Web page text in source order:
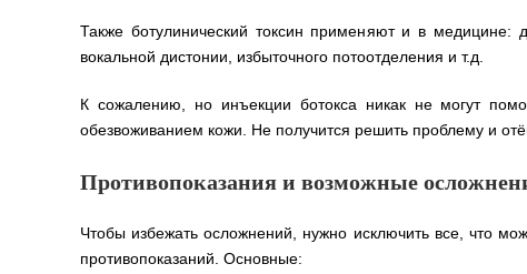
Также ботулинический токсин применяют и в медицине:
вокальной дистонии, избыточного потоотделения и т.д.
К сожалению, но инъекции ботокса никак не могут
обезвоживанием кожи. Не получится решить проблему и
Противопоказания и возможные
Чтобы избежать осложнений, нужно исключить все, что
противопоказаний. Основные: